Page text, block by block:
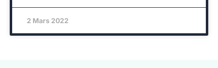
2 Mars 2022